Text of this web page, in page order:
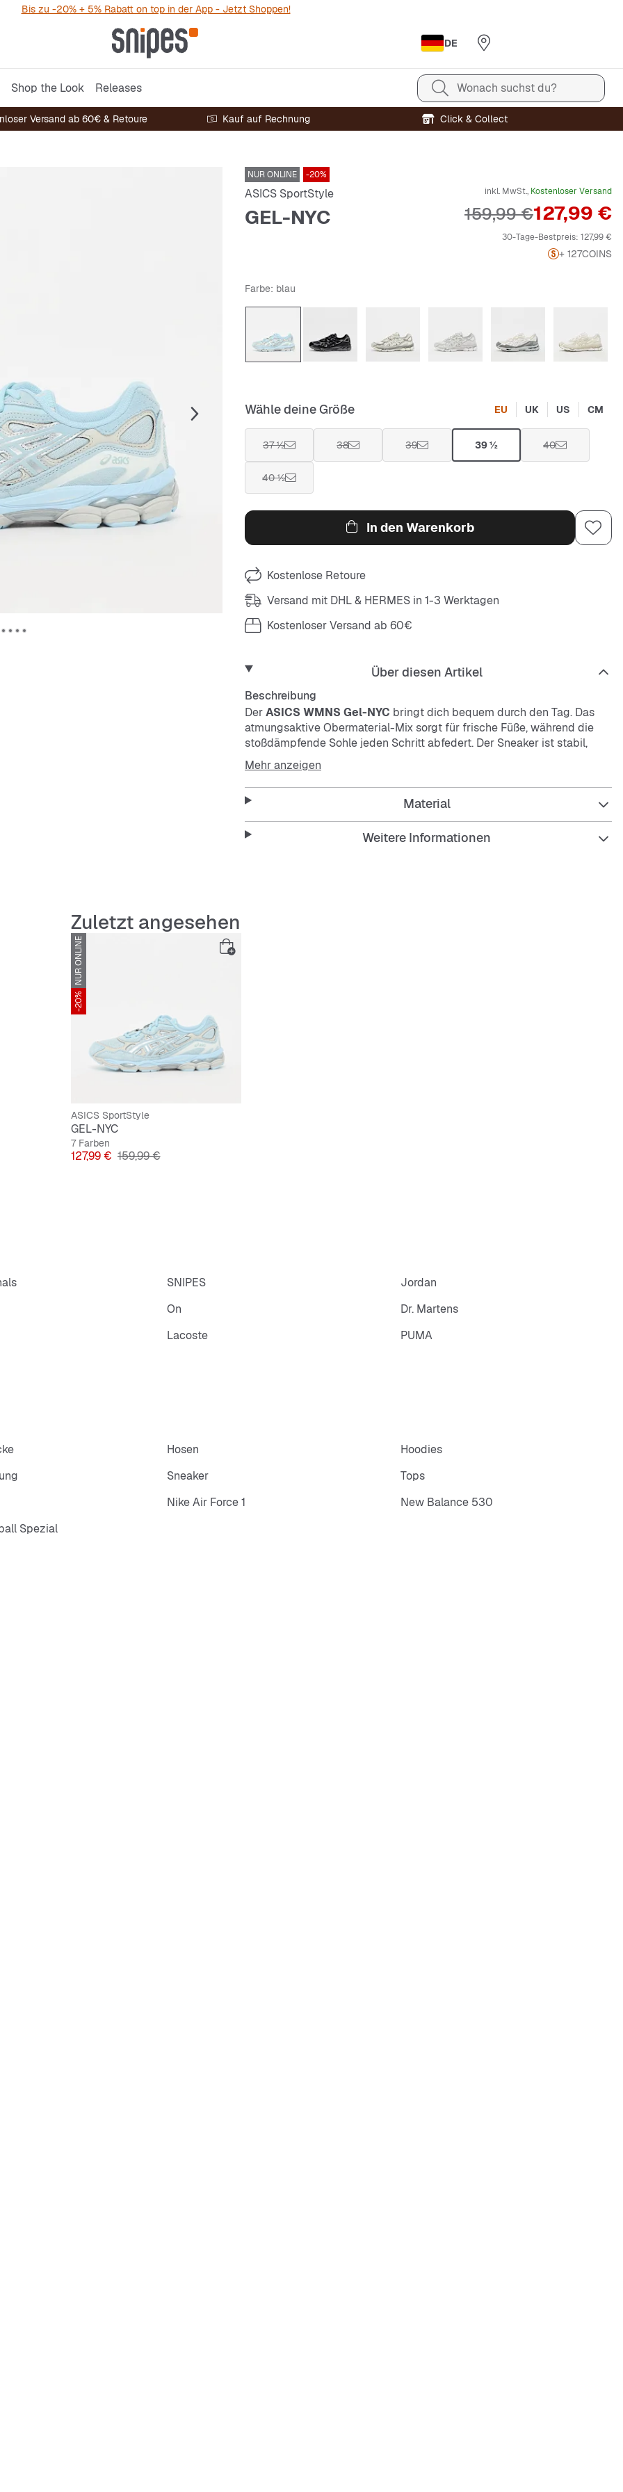
Bis zu -20% + 5% Rabatt on top in der App - Jetzt Shoppen!
DE
Shop the Look Releases Wonach suchst du?
Versand ab 60€ & Retoure Kauf auf Rechnung Click & Collect
NUR ONLINE -20%
ASICS SportStyle
GEL-NYC
inkl. MwSt., Kostenloser Versand
Preis
127,99 €
Originalpreis
159,99 €
30-Tage-Bestpreis: 127,99 €
+ 127COINS
Farbe: blau
Wähle deine Größe EU UK US CM
37 ½ 38 39 39 ½ 40
40 ½
In den Warenkorb
Kostenlose Retoure
Versand mit DHL & HERMES in 1-3 Werktagen
Kostenloser Versand ab 60€
Über diesen Artikel
Beschreibung
DerASICS WMNS Gel-NYC bringt dich bequem durch den Tag. Das
atmungsaktive Obermaterial-Mix sorgt für frische Füße, während die
stoßdämpfende Sohle jeden Schritt abfedert. Der Sneaker ist stabil,
langlebig und rutschfest – perfekt für deinen Alltag.
Features:
Mehr anzeigen
Material
Weitere Informationen
Zuletzt angesehen
NUR ONLINE
-20%
ASICS SportStyle
GEL-NYC
7 Farben
Preis
127,99 € Originalpreis
159,99 €
SNIPES
Jordan
On
Dr. Martens
Lacoste
PUMA
Hosen
Hoodies
Sneaker
Tops
Nike Air Force 1
New Balance 530
Spezial